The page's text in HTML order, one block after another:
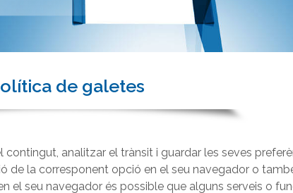
de galetes
analitzar el trànsit i guardar les seves
de la corresponent opció en el seu navegador o
el seu navegador és possible que alguns serveis o